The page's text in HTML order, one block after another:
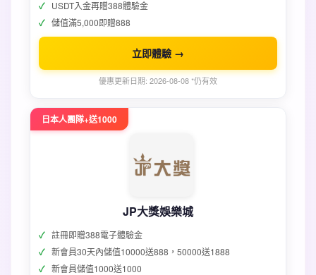
USDT入金再贈388體驗金
儲值滿5,000即贈888
立即體驗 →
優惠更新日期: 2026-08-08 *仍有效
日本人團隊+送1000
JP大獎娛樂城
註冊即贈388電子體驗金
新會員30天內儲值10000送888，50000送1888
新會員儲值1000送1000